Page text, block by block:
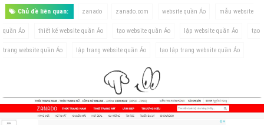
Chủ đề liên quan: zanado zanado.com website quần Áo mẫu website
quần Áo thiết kế website quần Áo tạo website quần Áo lập website quần Áo tạo
trang website quần Áo lập trang website quần Áo tạo lập trang website quần Áo